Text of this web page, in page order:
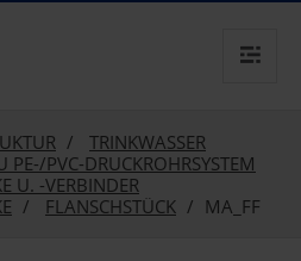
TRINKWASSER
PE-/PVC-DRUCKROHRSYSTEM
U. -VERBINDER
FLANSCHSTÜCK MA_FF